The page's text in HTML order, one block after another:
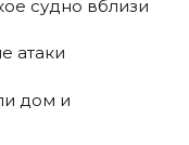
судно вблизи
атаки
дом и